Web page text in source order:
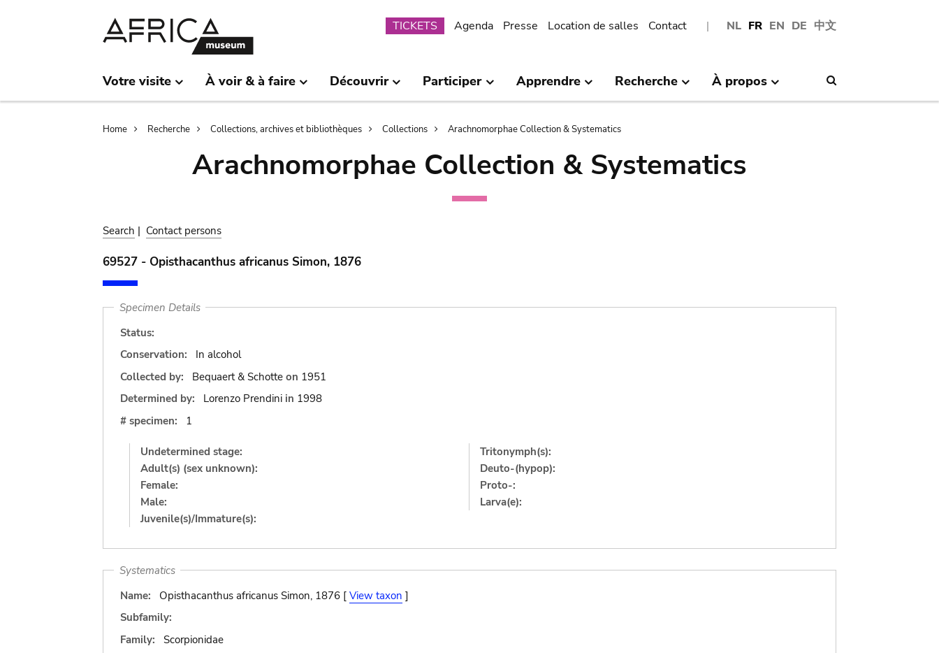
NL FR EN DE 中文
Submenu
TICKETS Agenda Presse Location de salles Contact
Votre visite À voir & à faire Découvrir Participer Apprendre Recherche À propos
Breadcrumb
Home Recherche Collections, archives et bibliothèques Collections Arachnomorphae Collection & Systematics
Arachnomorphae Collection & Systematics
Search | Contact persons
69527 - Opisthacanthus africanus Simon, 1876
Specimen Details
Status:
Conservation:
In alcohol
Collected by:
Bequaert & Schotte on 1951
Determined by:
Lorenzo Prendini in 1998
# specimen:
1
Undetermined stage:
Adult(s) (sex unknown):
Female:
Male:
Juvenile(s)/Immature(s):
Tritonymph(s):
Deuto-(hypop):
Proto-:
Larva(e):
Systematics
Name:
Opisthacanthus africanus Simon, 1876 [ View taxon ]
Subfamily:
Family:
Scorpionidae